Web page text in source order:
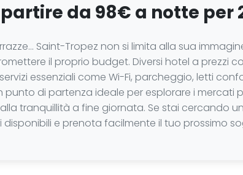
da 98€ a notte per
Saint-Tropez non si limita alla sua
il proprio budget. Diversi hotel a prezzi
essenziali come Wi-Fi, parcheggio, letti
di partenza ideale per esplorare i mercati
tranquillità a fine giornata. Se stai cercando
e prenota facilmente il tuo prossimo